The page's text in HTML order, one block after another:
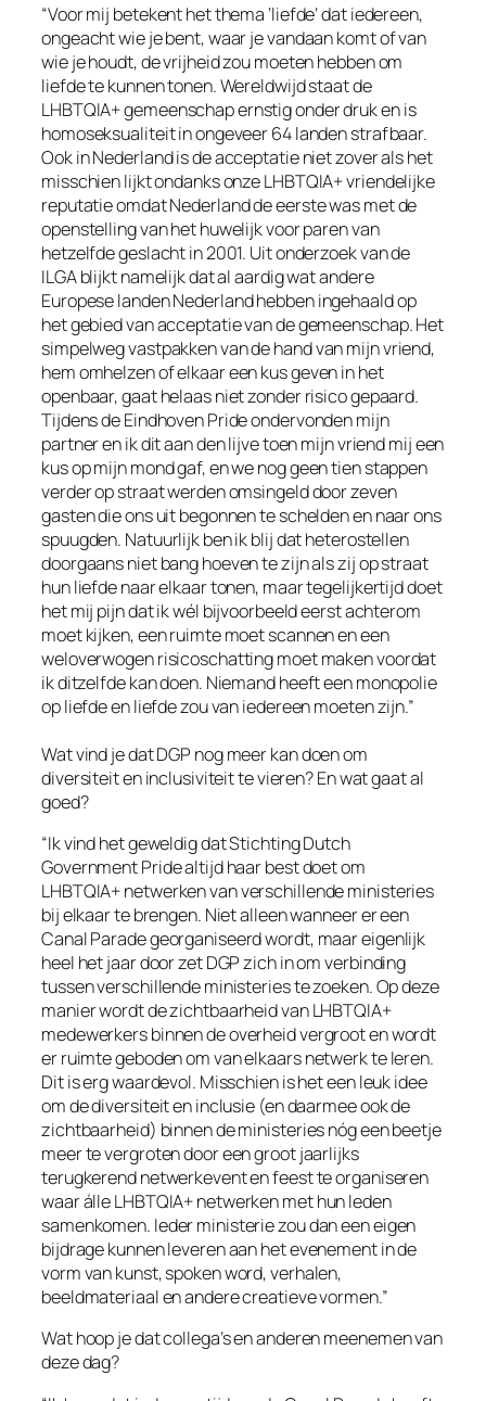
“Voor mij betekent het thema ‘liefde’ dat iedereen,
ongeacht wie je bent, waar je vandaan komt of van
wie je houdt, de vrijheid zou moeten hebben om
liefde te kunnen tonen. Wereldwijd staat de
LHBTQIA+ gemeenschap ernstig onder druk en is
homoseksualiteit in ongeveer 64 landen strafbaar.
Ook in Nederland is de acceptatie niet zover als het
misschien lijkt ondanks onze LHBTQIA+ vriendelijke
reputatie omdat Nederland de eerste was met de
openstelling van het huwelijk voor paren van
hetzelfde geslacht in 2001. Uit onderzoek van de
ILGA blijkt namelijk dat al aardig wat andere
Europese landen Nederland hebben ingehaald op
het gebied van acceptatie van de gemeenschap. Het
simpelweg vastpakken van de hand van mijn vriend,
hem omhelzen of elkaar een kus geven in het
openbaar, gaat helaas niet zonder risico gepaard.
Tijdens de Eindhoven Pride ondervonden mijn
partner en ik dit aan den lijve toen mijn vriend mij een
kus op mijn mond gaf, en we nog geen tien stappen
verder op straat werden omsingeld door zeven
gasten die ons uit begonnen te schelden en naar ons
spuugden. Natuurlijk ben ik blij dat heterostellen
doorgaans niet bang hoeven te zijn als zij op straat
hun liefde naar elkaar tonen, maar tegelijkertijd doet
het mij pijn dat ik wél bijvoorbeeld eerst achterom
moet kijken, een ruimte moet scannen en een
weloverwogen risicoschatting moet maken voordat
ik ditzelfde kan doen. Niemand heeft een monopolie
op liefde en liefde zou van iedereen moeten zijn.”
Wat vind je dat DGP nog meer kan doen om
diversiteit en inclusiviteit te vieren? En wat gaat al
goed?
“Ik vind het geweldig dat Stichting Dutch
Government Pride altijd haar best doet om
LHBTQIA+ netwerken van verschillende ministeries
bij elkaar te brengen. Niet alleen wanneer er een
Canal Parade georganiseerd wordt, maar eigenlijk
heel het jaar door zet DGP zich in om verbinding
tussen verschillende ministeries te zoeken. Op deze
manier wordt de zichtbaarheid van LHBTQIA+
medewerkers binnen de overheid vergroot en wordt
er ruimte geboden om van elkaars netwerk te leren.
Dit is erg waardevol. Misschien is het een leuk idee
om de diversiteit en inclusie (en daarmee ook de
zichtbaarheid) binnen de ministeries nóg een beetje
meer te vergroten door een groot jaarlijks
terugkerend netwerkevent en feest te organiseren
waar álle LHBTQIA+ netwerken met hun leden
samenkomen. Ieder ministerie zou dan een eigen
bijdrage kunnen leveren aan het evenement in de
vorm van kunst, spoken word, verhalen,
beeldmateriaal en andere creatieve vormen.”
Wat hoop je dat collega’s en anderen meenemen van
deze dag?